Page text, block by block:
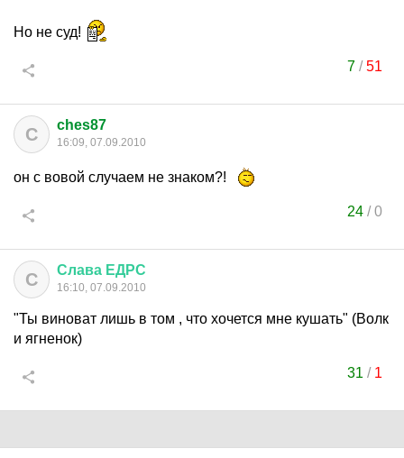
Но не суд!
7 /51
C ches87
16:09, 07.09.2010
он с вовой случаем не знаком?!
24 /0
С Слава ЕДРС
16:10, 07.09.2010
"Ты виноват лишь в том , что хочется мне кушать" (Волк
и ягненок)
31 / 1